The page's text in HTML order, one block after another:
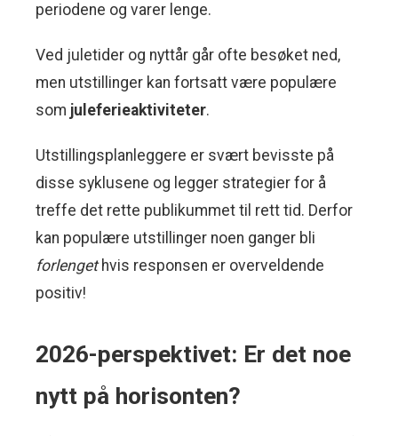
periodene og varer lenge.
Ved juletider og nyttår går ofte besøket ned,
men utstillinger kan fortsatt være populære
som juleferieaktiviteter.
Utstillingsplanleggere er svært bevisste på
disse syklusene og legger strategier for å
treffe det rette publikummet til rett tid. Derfor
kan populære utstillinger noen ganger bli
forlengethvis responsen er overveldende
positiv!
2026-perspektivet: Er det noe
nytt på horisonten?